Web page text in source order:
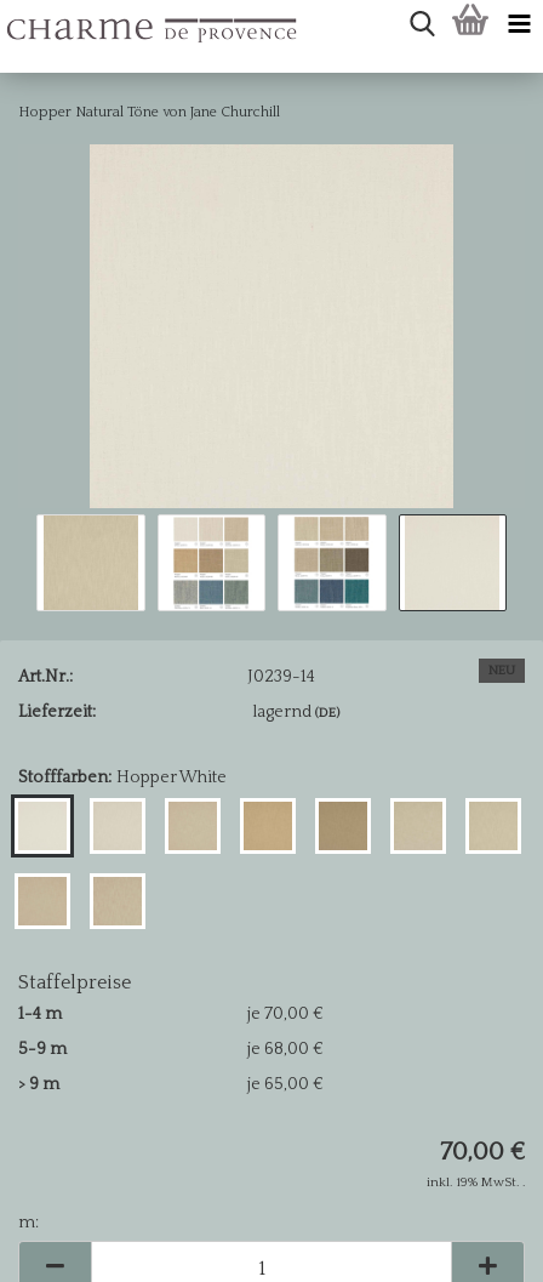
Hopper Natural Töne von Jane Churchill
NEU
Art.Nr.:
J0239-14
Lieferzeit:
lagernd(DE)
Stofffarben: Hopper White
Staffelpreise
1-4 m
je 70,00 €
5-9 m
je 68,00 €
> 9 m
je 65,00 €
70,00 €
inkl. 19% MwSt. .
m: